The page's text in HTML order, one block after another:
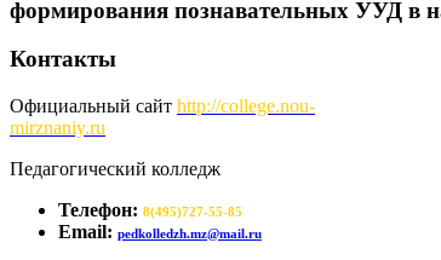
формирования познавательных УУД в
Контакты
Официальный сайт http://college.nou-
mirznaniy.ru
Педагогический колледж
Телефон: 8(495)727-55-85
Email: pedkolledzh.mz@mail.ru